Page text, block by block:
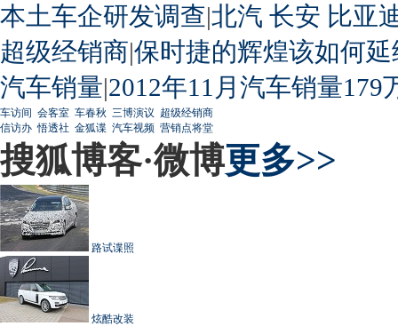
本土车企研发调查|北汽 长安 比亚
超级经销商|保时捷的辉煌该如何延
汽车销量|2012年11月汽车销量179
车访间 会客室 车春秋 三博演议 超级经销商
信访办 悟透社 金狐谍 汽车视频 营销点将堂
搜狐博客·微博更多>>
路试谍照
炫酷改装